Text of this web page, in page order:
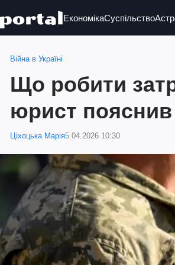
ЕкономікаСуспільство
Війна в Україні
Що робити
юрист пояснив
Ціхоцька Марія5.04.2026 10:30